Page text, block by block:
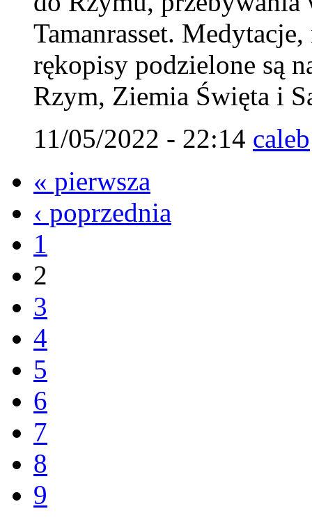
Tamanrasset.
rękopisy podzielone są
Rzym, Ziemia Święta i
11/05/2022 - 22:14 caleb
« pierwsza
‹ poprzednia
1
2
3
4
5
6
7
8
9